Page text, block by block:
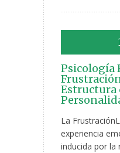
Psicología
Estructura
La
experiencia
inducida por la